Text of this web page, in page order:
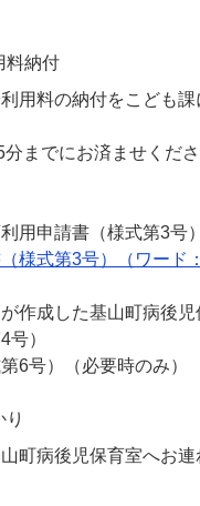
料納付
用料の納付をこども課
までにお済ませくださ
用申請書（様式第3号
様式第3号）（ワード
作成した基山町病後
号）
6号）（必要時のみ）
町病後児保育室へお連